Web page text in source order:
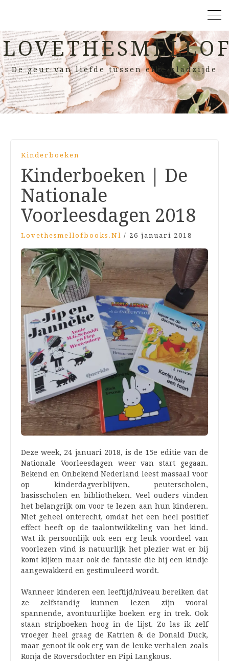
De geur van liefde tussen elke bladzijde
Kinderboeken
Kinderboeken | De
Nationale
Voorleesdagen 2018
Lovethesmellofbooks.nl / 26 januari 2018
Deze week, 24 januari 2018, is de 15e editie van de
Nationale Voorleesdagen weer van start gegaan.
Bekend en Onbekend Nederland leest massaal voor
op kinderdagverblijven, peuterscholen,
basisscholen en bibliotheken. Veel ouders vinden
het belangrijk om voor te lezen aan hun kinderen.
Niet geheel onterecht, omdat het een heel positief
effect heeft op de taalontwikkeling van het kind.
Wat ik persoonlijk ook een erg leuk voordeel van
voorlezen vind is natuurlijk het plezier wat er bij
komt kijken maar ook de fantasie die bij een kindje
aangewakkerd en gestimuleerd wordt.
Wanneer kinderen een leeftijd/niveau bereiken dat
ze zelfstandig kunnen lezen zijn vooral
spannende, avontuurlijke boeken erg in trek. Ook
staan stripboeken hoog in de lijst. Zo las ik zelf
vroeger heel graag de Katrien & de Donald Duck,
maar genoot ik ook erg van de leuke verhalen zoals
Ronja de Roversdochter en Pipi Langkous.